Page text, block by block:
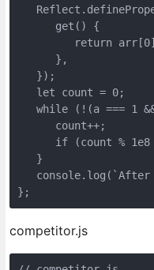
      get() {
return
      },
   });
   let count = 0;
while (!(a === 1
      count++;
if (count %
   }
};
competitor.js